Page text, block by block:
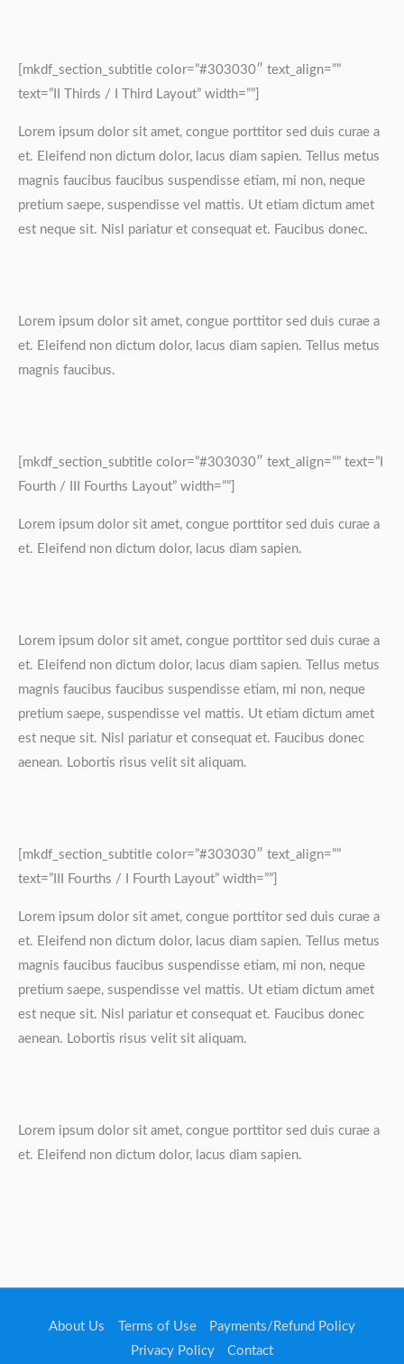
[mkdf_section_subtitle color=”#303030″ text_align=””
text=”II Thirds / I Third Layout” width=””]
Lorem ipsum dolor sit amet, congue porttitor sed duis curae a
et. Eleifend non dictum dolor, lacus diam sapien. Tellus metus
magnis faucibus faucibus suspendisse etiam, mi non, neque
pretium saepe, suspendisse vel mattis. Ut etiam dictum amet
est neque sit. Nisl pariatur et consequat et. Faucibus donec.
Lorem ipsum dolor sit amet, congue porttitor sed duis curae a
et. Eleifend non dictum dolor, lacus diam sapien. Tellus metus
magnis faucibus.
[mkdf_section_subtitle color=”#303030″ text_align=”” text=”I
Fourth / III Fourths Layout” width=””]
Lorem ipsum dolor sit amet, congue porttitor sed duis curae a
et. Eleifend non dictum dolor, lacus diam sapien.
Lorem ipsum dolor sit amet, congue porttitor sed duis curae a
et. Eleifend non dictum dolor, lacus diam sapien. Tellus metus
magnis faucibus faucibus suspendisse etiam, mi non, neque
pretium saepe, suspendisse vel mattis. Ut etiam dictum amet
est neque sit. Nisl pariatur et consequat et. Faucibus donec
aenean. Lobortis risus velit sit aliquam.
[mkdf_section_subtitle color=”#303030″ text_align=””
text=”III Fourths / I Fourth Layout” width=””]
Lorem ipsum dolor sit amet, congue porttitor sed duis curae a
et. Eleifend non dictum dolor, lacus diam sapien. Tellus metus
magnis faucibus faucibus suspendisse etiam, mi non, neque
pretium saepe, suspendisse vel mattis. Ut etiam dictum amet
est neque sit. Nisl pariatur et consequat et. Faucibus donec
aenean. Lobortis risus velit sit aliquam.
Lorem ipsum dolor sit amet, congue porttitor sed duis curae a
et. Eleifend non dictum dolor, lacus diam sapien.
About Us Terms of Use
Payments/Refund Policy
Privacy Policy
Contact